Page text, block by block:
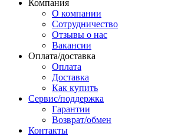
Компания
О компании
Сотрудничество
Отзывы о нас
Вакансии
Оплата/доставка
Оплата
Доставка
Как купить
Сервис/поддержка
Гарантии
Возврат/обмен
Контакты